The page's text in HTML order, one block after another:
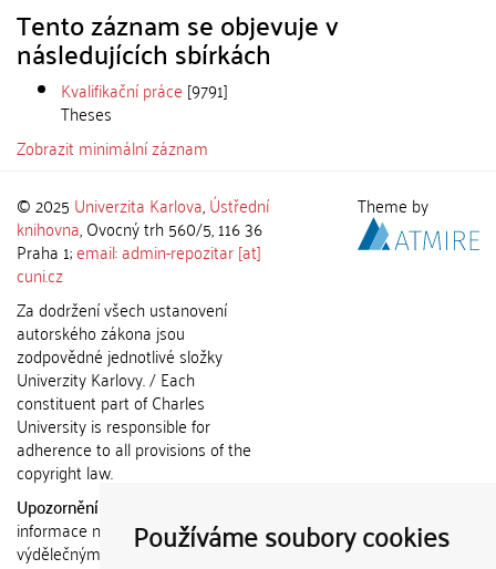
Používáme soubory cookies
Tento záznam se objevuje v
následujících sbírkách
Kvalifikační práce [9791]
Theses
Zobrazit minimální záznam
© 2025 Univerzita Karlova,Ústřední
knihovna, Ovocný trh 560/5, 116 36
Praha 1;email: admin-repozitar [at]
cuni.cz
Za dodržení všech ustanovení
autorského zákona jsou
zodpovědné jednotlivé složky
Univerzity Karlovy. / Each
constituent part of Charles
University is responsible for
adherence to all provisions of the
copyright law.
Upozornění / Notice:
informace nemohou být použity k
výdělečným účelům nebo vydávány
Theme by